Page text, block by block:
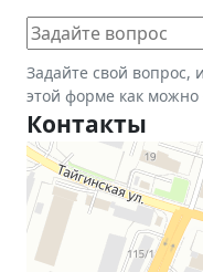
Задайте свой вопрос,
этой форме как можно
Контакты
Новосибирск
Тайгинская улица, 2 на